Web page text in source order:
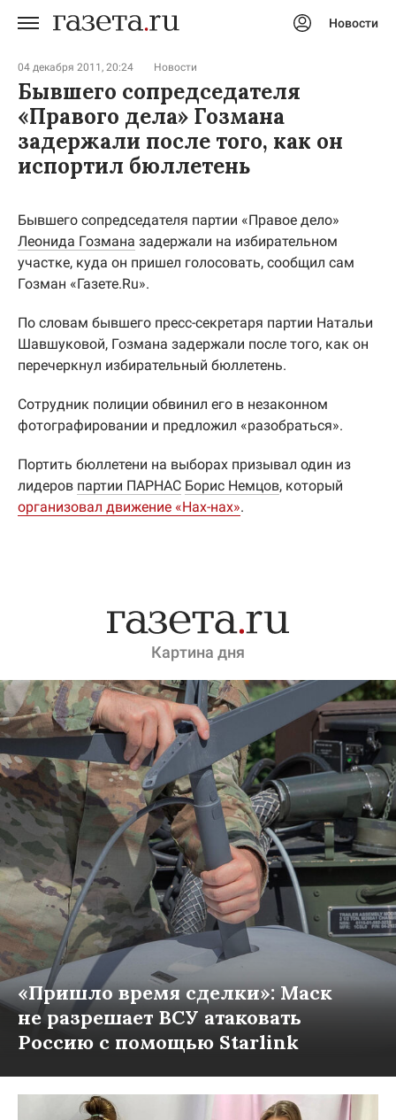
Новости
04 декабря 2011, 20:24 Новости
Бывшего сопредседателя
«Правого дела» Гозмана
задержали после того, как он
испортил бюллетень
Бывшего сопредседателя партии «Правое дело»
Леонида Гозмана задержали на избирательном
участке, куда он пришел голосовать, сообщил сам
Гозман «Газете.Ru».
По словам бывшего пресс-секретаря партии Натальи
Шавшуковой, Гозмана задержали после того, как он
перечеркнул избирательный бюллетень.
Сотрудник полиции обвинил его в незаконном
фотографировании и предложил «разобраться».
Портить бюллетени на выборах призывал один из
лидеров партии ПАРНАС Борис Немцов, который
организовал движение «Нах-нах».
Картина дня
«Пришло время сделки»: Маск
не разрешает ВСУ атаковать
Россию с помощью Starlink